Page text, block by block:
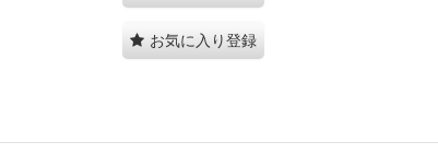
お気に入り登録